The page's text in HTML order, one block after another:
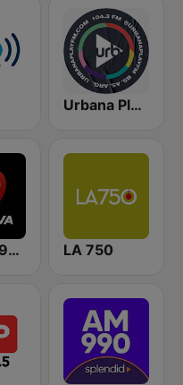
Urbana Play 104.3 FM
Positiva 90.9 - Radio Mitre Corrientes LA 750